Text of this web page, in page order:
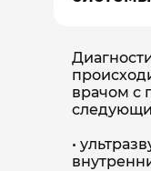
врачом с